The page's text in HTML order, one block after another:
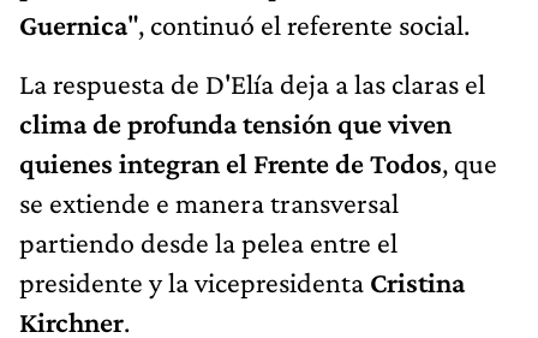
Guernica", continuó el referente social.
La respuesta de D'Elía deja a las claras el
clima de profunda tensión que viven
quienes integran el Frente de Todos, que
se extiende e manera transversal
partiendo desde la pelea entre el
presidente y la vicepresidenta Cristina
Kirchner.